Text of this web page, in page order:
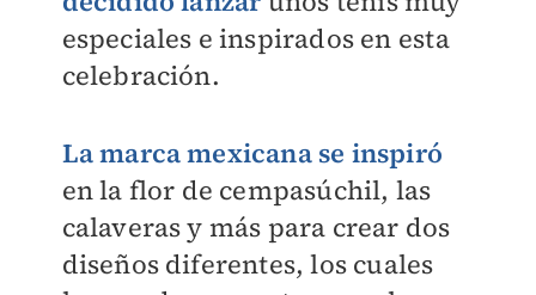
especiales e inspirados en esta
celebración.
La marca mexicana se inspiró
en la flor de cempasúchil, las
calaveras y más para crear dos
diseños diferentes, los cuales